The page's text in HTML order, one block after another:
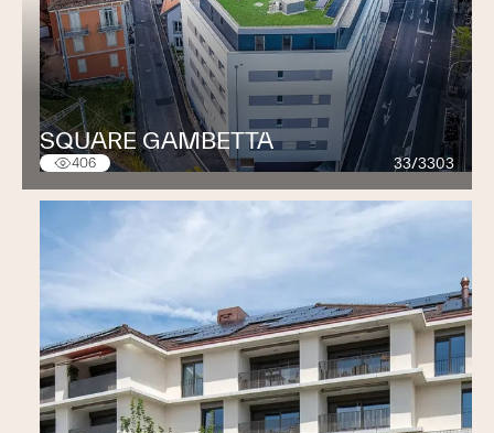
SQUARE GAMBETTA
406 33/3303